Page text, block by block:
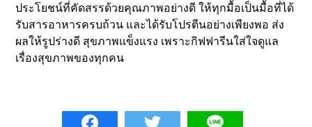
ประโยชน์ที่คัดสรรด้วยคุณภาพอย่างดี ให้ทุกมื้อเป็นมื้อที่ได้
รับสารอาหารครบถ้วน และได้รับโปรตีนอย่างเพียงพอ ส่ง
ผลให้รูปร่างดี สุขภาพแข็งแรง เพราะกิฟฟารีนใส่ใจดูแล
เรื่องสุขภาพของทุกคน